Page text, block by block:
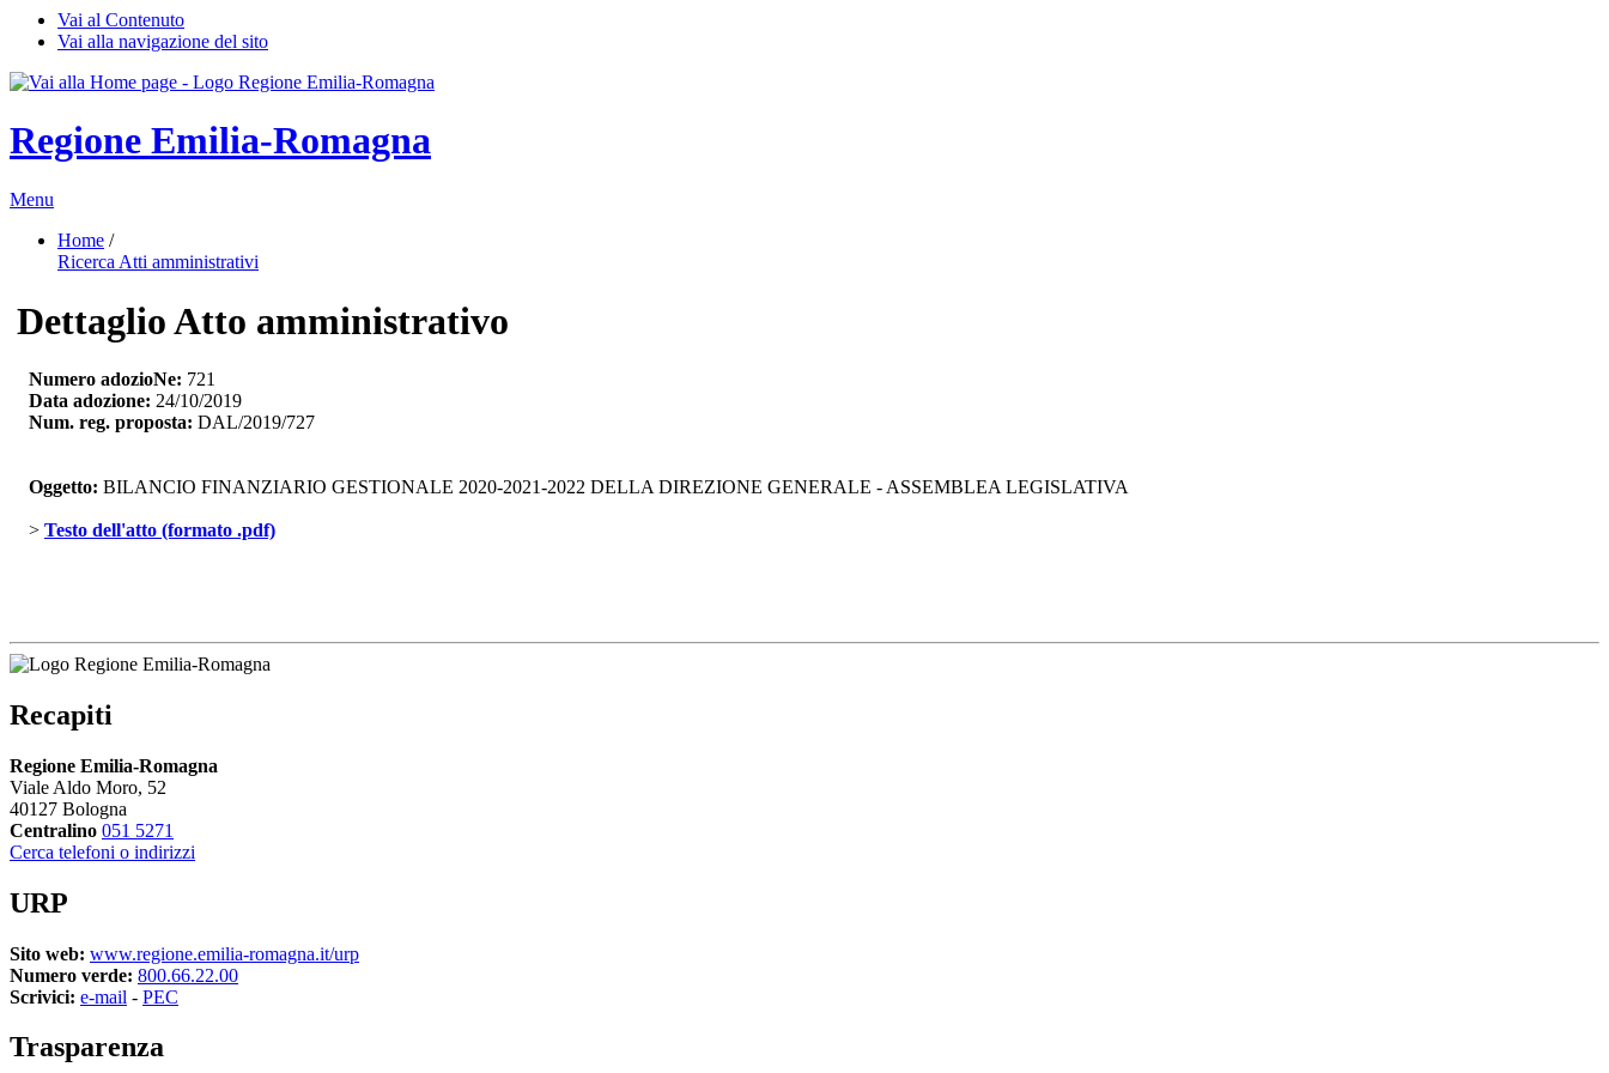
Vai al Contenuto
Vai alla navigazione del sito
Regione Emilia-Romagna
Menu
Home /
Ricerca Atti amministrativi
Dettaglio Atto amministrativo
Numero adozioNe: 721
Data adozione: 24/10/2019
Num. reg. proposta: DAL/2019/727
Oggetto: BILANCIO FINANZIARIO GESTIONALE 2020-2021-2022 DELLA DIREZIONE GENERALE - ASSEMBLEA LEGISLATIVA
> Testo dell'atto (formato .pdf)
Recapiti
Regione Emilia-Romagna
Viale Aldo Moro, 52
40127 Bologna
Centralino 051 5271
Cerca telefoni o indirizzi
URP
Sito web: www.regione.emilia-romagna.it/urp
Numero verde: 800.66.22.00
Scrivici: e-mail - PEC
Trasparenza